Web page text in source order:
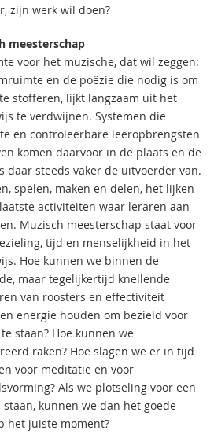
zijn werk wil doen?
meesterschap
voor het muzische, dat wil zeggen:
en de poëzie die nodig is om
stofferen, lijkt langzaam uit het
te verdwijnen. Systemen die
en controleerbare leeropbrengsten
komen daarvoor in de plaats en de
daar steeds vaker de uitvoerder van.
spelen, maken en delen, het lijken
activiteiten waar leraren aan
Muzisch meesterschap staat voor
tijd en menselijkheid in het
Hoe kunnen we binnen de
maar tegelijkertijd knellende
van roosters en effectiviteit
energie houden om bezield voor
staan? Hoe kunnen we
raken? Hoe slagen we er in tijd
voor meditatie en voor
Als we plotseling voor een
staan, kunnen we dan het goede
het juiste moment?